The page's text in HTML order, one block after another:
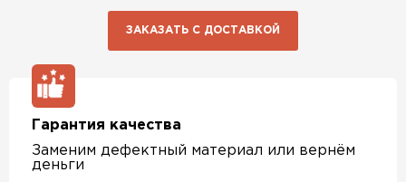
ЗАКАЗАТЬ С ДОСТАВКОЙ
Гарантия качества
Заменим дефектный материал или вернём
деньги